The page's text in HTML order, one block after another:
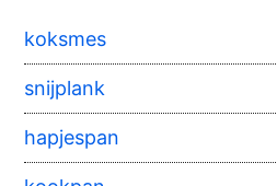
koksmes
snijplank
hapjespan